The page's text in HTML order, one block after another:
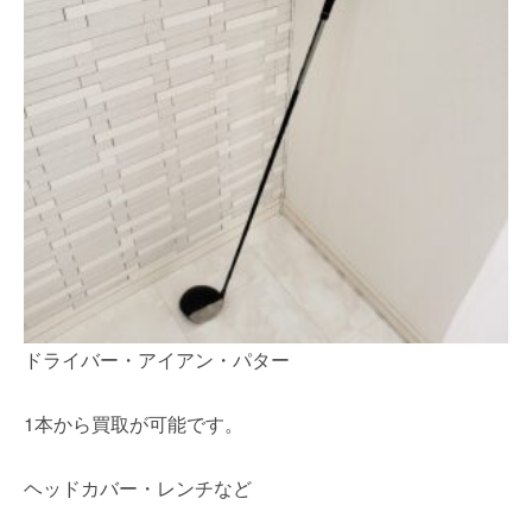
ドライバー・アイアン・パター
1本から買取が可能です。
ヘッドカバー・レンチなど